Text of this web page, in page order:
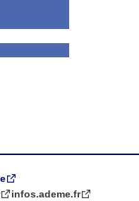
infos.ademe.fr